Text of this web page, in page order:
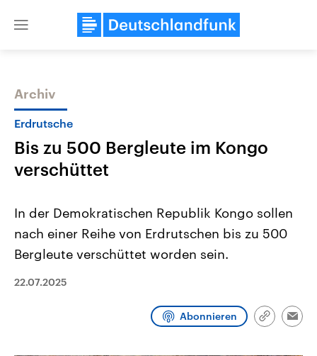
Close
Themen
Landtagswahl Sachsen-Anhalt
2026
Sachsen-Anhalt wählt am 6.
Bundesland von einer Koalition aus
Aktuelle Beiträge,
den mächtigsten Ländern
mit großem Einfluss auf
aktuelle Weltgeschehen.
Archiv
Erdrutsche
Bis zu 500 Bergleute im Kongo
verschüttet
In der Demokratischen Republik Kongo sollen
nach einer Reihe von Erdrutschen bis zu 500
Bergleute verschüttet worden sein.
22.07.2025
Abonnieren
Link